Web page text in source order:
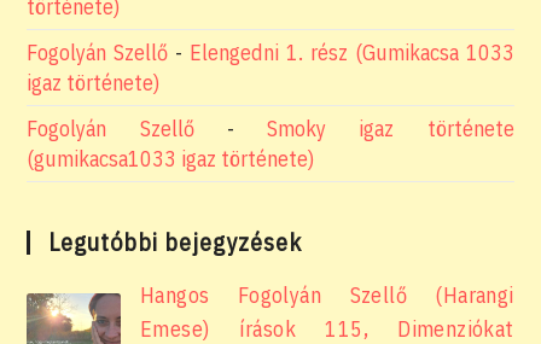
története)
Fogolyán Szellő - Elengedni 1. rész (Gumikacsa 1033
igaz története)
Fogolyán Szellő-Smoky igaz története
(gumikacsa1033 igaz története)
Legutóbbi bejegyzések
Hangos Fogolyán Szellő (Harangi
Emese) írások 115, Dimenziókat